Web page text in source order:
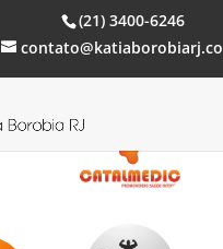
(21) 3400-6246